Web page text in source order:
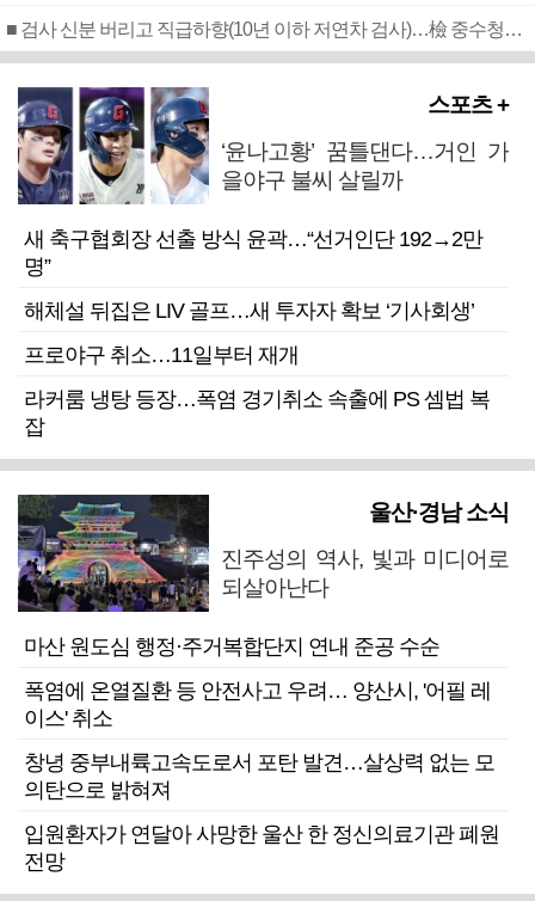
■ 검사 신분 버리고 직급하향(10년 이하 저연차 검사)…檢 중수청행 기피
스포츠 +
‘윤나고황’ 꿈틀댄다…거인 가
을야구 불씨 살릴까
새 축구협회장 선출 방식 윤곽…“선거인단 192→2만
명”
해체설 뒤집은 LIV 골프…새 투자자 확보 ‘기사회생’
프로야구 취소…11일부터 재개
라커룸 냉탕 등장…폭염 경기취소 속출에 PS 셈법 복
잡
울산·경남 소식
진주성의 역사, 빛과 미디어로
되살아난다
마산 원도심 행정·주거복합단지 연내 준공 수순
폭염에 온열질환 등 안전사고 우려… 양산시, '어필 레
이스' 취소
창녕 중부내륙고속도로서 포탄 발견…살상력 없는 모
의탄으로 밝혀져
입원환자가 연달아 사망한 울산 한 정신의료기관 폐원
전망